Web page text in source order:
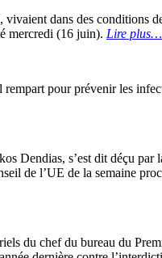
dans des conditions
mercredi (16 juin). Lire plus…
pour prévenir les
Dendias, s’est dit déçu par
de l’UE de la semaine
du chef du bureau du